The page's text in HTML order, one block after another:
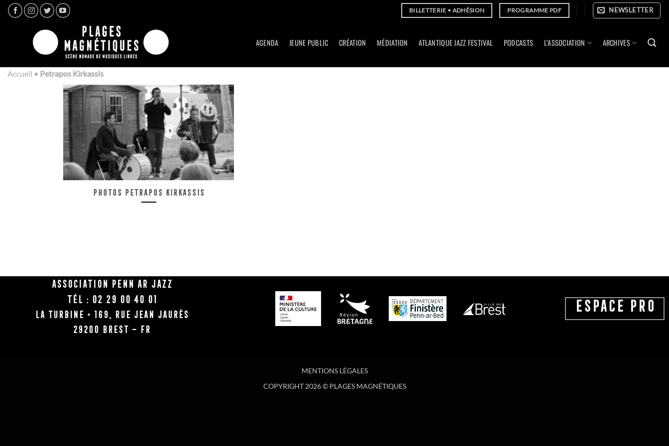
Passer
BILLETTERIE • ADHÉSION PROGRAMME PDF NEWSLETTER
AGENDA JEUNE PUBLIC CRÉATION MÉDIATION ATLANTIQUE JAZZ FESTIVAL PODCASTS L’ASSOCIATION ARCHIVES
Accueil • Petrapos Kirkassis
Photos Petrapos Kirkassis
Association Penn Ar Jazz
Tél : 02 29 00 40 01
La Turbine • 169, rue Jean Jaurès
29200 BREST – FR
ESPACE PRO
MENTIONS LÉGALES
COPYRIGHT 2026 © PLAGES MAGNÉTIQUES